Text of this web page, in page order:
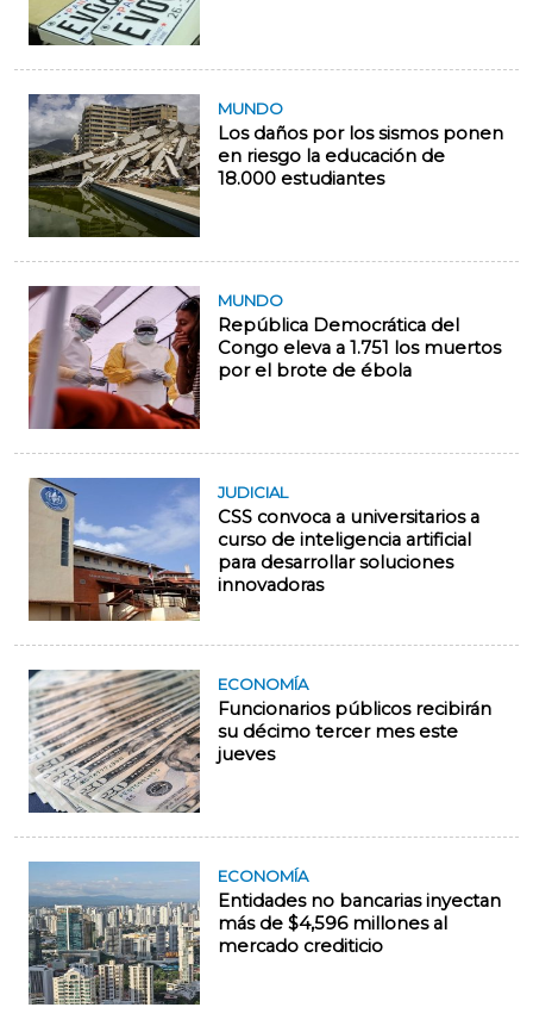
MUNDO
Los daños por los sismos ponen
en riesgo la educación de
18.000 estudiantes
MUNDO
República Democrática del
Congo eleva a 1.751 los muertos
por el brote de ébola
JUDICIAL
CSS convoca a universitarios a
curso de inteligencia artificial
para desarrollar soluciones
innovadoras
ECONOMÍA
Funcionarios públicos recibirán
su décimo tercer mes este
jueves
ECONOMÍA
Entidades no bancarias inyectan
más de $4,596 millones al
mercado crediticio